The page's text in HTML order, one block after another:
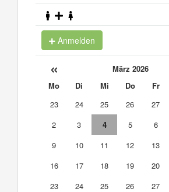
Anmelden
« März 2026
Mo Di Mi Do Fr
23
24 25 26 27
2
3 4 5 6
9
10 11 12 13
16
17 18 19 20
23
24 25 26 27